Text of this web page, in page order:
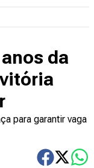
da
para garantir vaga